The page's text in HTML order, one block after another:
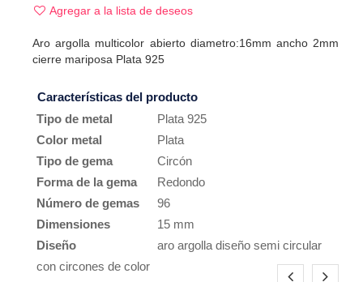
Agregar a la lista de deseos
Aro argolla multicolor abierto diametro:16mm ancho 2mm
cierre mariposa Plata 925
Características del producto
Tipo de metal
Plata 925
Color metal
Plata
Tipo de gema
Circón
Forma de la gema
Redondo
Número de gemas
96
Dimensiones
15 mm
Diseño
aro argolla diseño semi circular
con circones de color